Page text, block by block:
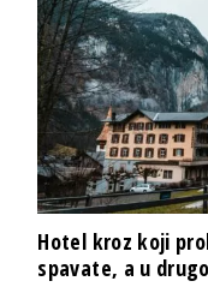
Hotel kroz koji
spavate, a u